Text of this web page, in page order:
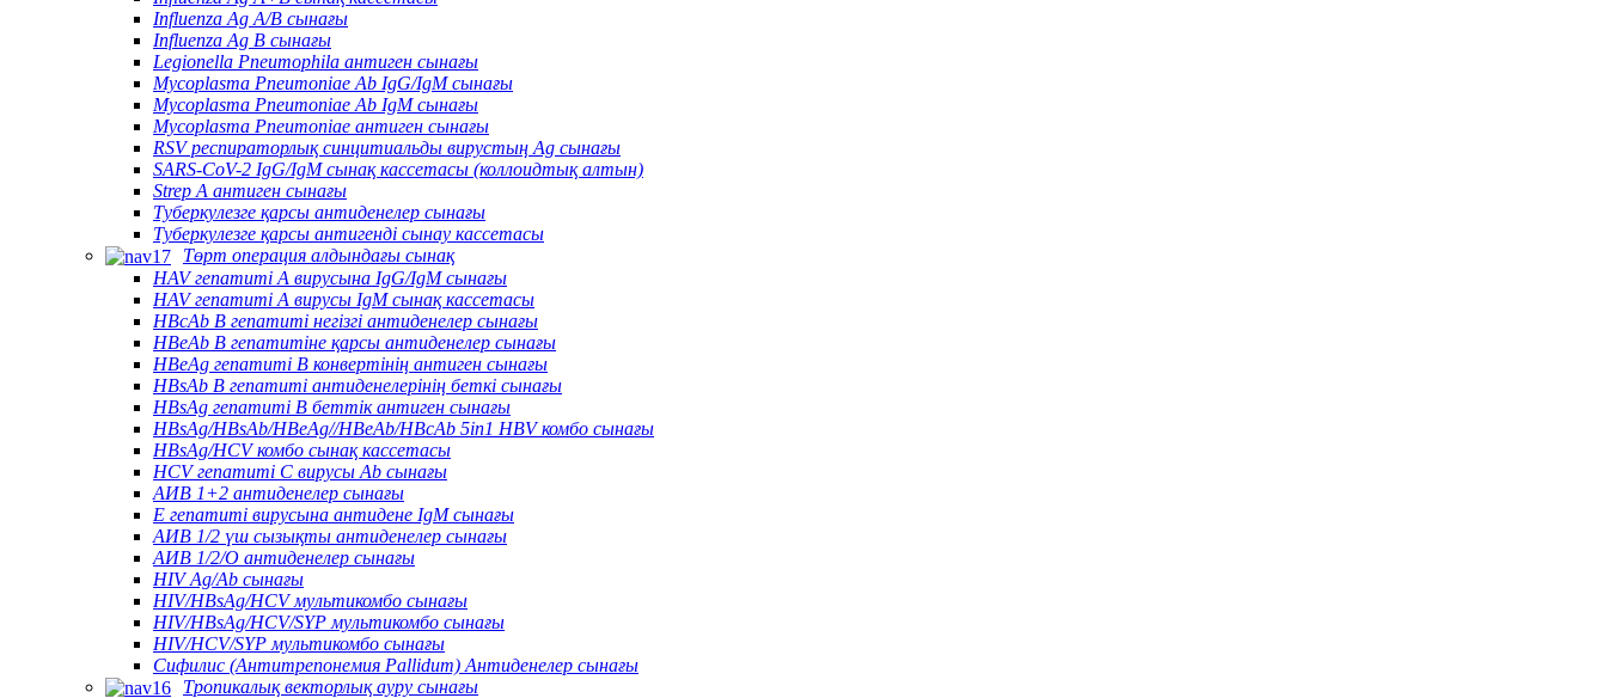
Influenza Ag A/B сынағы
Influenza Ag B сынағы
Legionella Pneumophila антиген сынағы
Mycoplasma Pneumoniae Ab IgG/IgM сынағы
Mycoplasma Pneumoniae Ab IgM сынағы
Mycoplasma Pneumoniae антиген сынағы
RSV респираторлық синцитиальды вирустың Ag сынағы
SARS-CoV-2 IgG/IgM сынақ кассетасы (коллоидтық алтын)
Strep A антиген сынағы
Туберкулезге қарсы антиденелер сынағы
Туберкулезге қарсы антигенді сынау кассетасы
Төрт операция алдындағы сынақ
HAV гепатиті А вирусына IgG/IgM сынағы
HAV гепатиті А вирусы IgM сынақ кассетасы
HBcAb В гепатиті негізгі антиденелер сынағы
HBeAb В гепатитіне қарсы антиденелер сынағы
HBeAg гепатиті В конвертінің антиген сынағы
HBsAb В гепатиті антиденелерінің беткі сынағы
HBsAg гепатиті В беттік антиген сынағы
HBsAg/HBsAb/HBeAg//HBeAb/HBcAb 5in1 HBV комбо сынағы
HBsAg/HCV комбо сынақ кассетасы
HCV гепатиті С вирусы Ab сынағы
АИВ 1+2 антиденелер сынағы
Е гепатиті вирусына антидене IgM сынағы
АИВ 1/2 үш сызықты антиденелер сынағы
АИВ 1/2/O антиденелер сынағы
HIV Ag/Ab сынағы
HIV/HBsAg/HCV мультикомбо сынағы
HIV/HBsAg/HCV/SYP мультикомбо сынағы
HIV/HCV/SYP мультикомбо сынағы
Сифилис (Антитрепонемия Pallidum) Антиденелер сынағы
Тропикалық векторлық ауру сынағы